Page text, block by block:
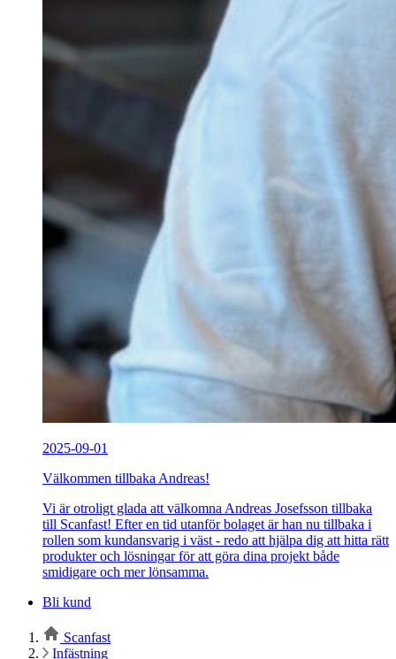
2025-09-01
Välkommen tillbaka Andreas!
Vi är otroligt glada att välkomna Andreas Josefsson tillbaka
till Scanfast! Efter en tid utanför bolaget är han nu tillbaka i
rollen som kundansvarig i väst - redo att hjälpa dig att hitta rätt
produkter och lösningar för att göra dina projekt både
smidigare och mer lönsamma.
Bli kund
Scanfast
Infästning